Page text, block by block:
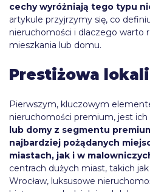
cechy wyróżniają tego typu
artykule przyjrzymy się, co
nieruchomości i dlaczego warto
mieszkania lub domu.
Prestiżowa
Pierwszym, kluczowym
nieruchomości premium, jest ich
lub domy z segmentu
najbardziej pożądanych
miastach, jak i w
centrach dużych miast, takich
Wrocław, luksusowe